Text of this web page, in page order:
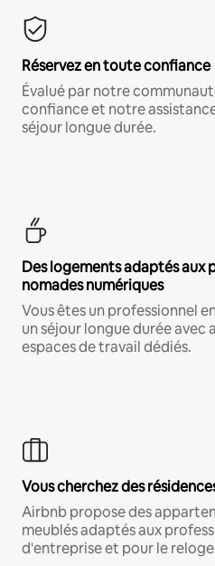
Réservez en toute confiance
Évalué par notre
confiance et notre
séjour longue durée.
Des logements adaptés aux
nomades numériques
Vous êtes un professionnel
un séjour longue durée
espaces de travail dédiés.
Vous cherchez des
Airbnb propose des
meublés adaptés aux
d'entreprise et pour le